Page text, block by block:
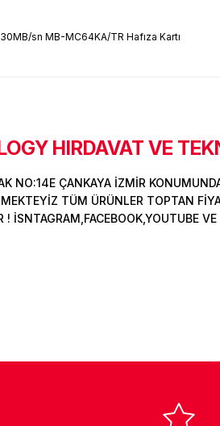
sn MB-MC64KA/TR Hafıza Kartı
HIRDAVAT VE
NO:14E ÇANKAYA İZMİR
TÜM ÜRÜNLER TOPTAN
! İSNTAGRAM,FACEBOOK,YOUTUBE